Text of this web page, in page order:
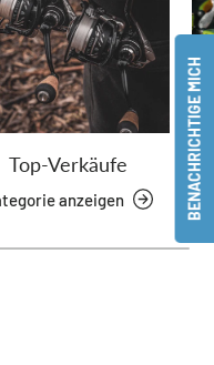
Top-Verkäufe
anzeigen BENACHRICHTIGE MICH